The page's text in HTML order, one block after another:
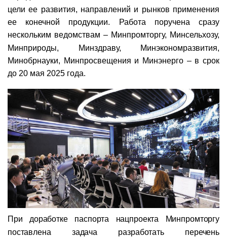
цели ее развития, направлений и рынков применения
ее конечной продукции. Работа поручена сразу
нескольким ведомствам – Минпромторгу, Минсельхозу,
Минприроды, Минздраву, Минэкономразвития,
Минобрнауки, Минпросвещения и Минэнерго – в срок
до 20 мая 2025 года.
При доработке паспорта нацпроекта Минпромторгу
поставлена задача разработать перечень